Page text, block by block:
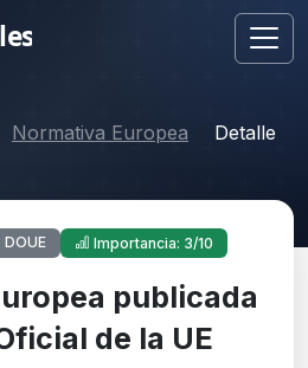
Normativa Europea Detalle
DOUE Importancia: 3/10
publicada
de la UE